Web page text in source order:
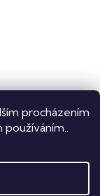
procházením
vyhrazena.